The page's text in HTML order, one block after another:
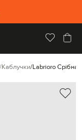
Каблучки Labrioro Срібна